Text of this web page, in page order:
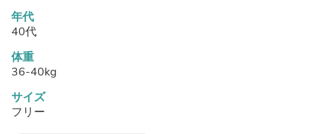
年代
40代
体重
36-40kg
サイズ
フリー